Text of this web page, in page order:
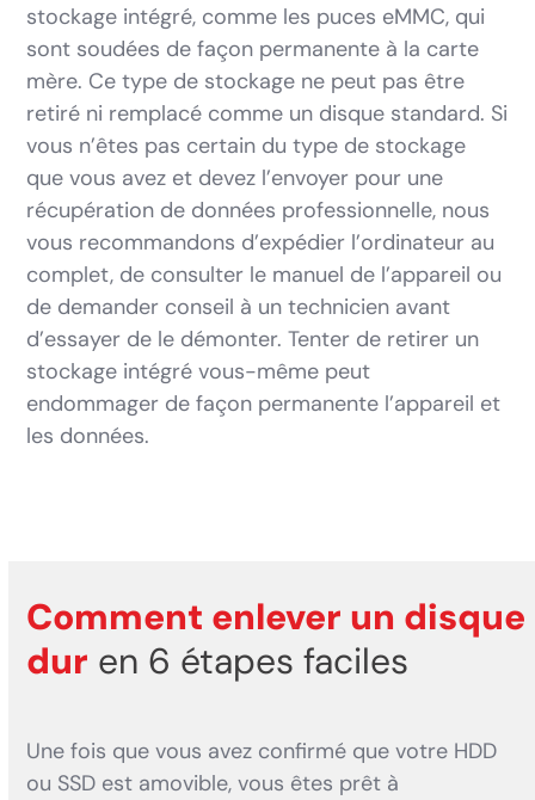
stockage intégré, comme les puces eMMC, qui
sont soudées de façon permanente à la carte
mère. Ce type de stockage ne peut pas être
retiré ni remplacé comme un disque standard. Si
vous n’êtes pas certain du type de stockage
que vous avez et devez l’envoyer pour une
récupération de données professionnelle, nous
vous recommandons d’expédier l’ordinateur au
complet, de consulter le manuel de l’appareil ou
de demander conseil à un technicien avant
d’essayer de le démonter. Tenter de retirer un
stockage intégré vous-même peut
endommager de façon permanente l’appareil et
les données.
Comment enlever un disque
dur en 6 étapes faciles
Une fois que vous avez confirmé que votre HDD
ou SSD est amovible, vous êtes prêt à